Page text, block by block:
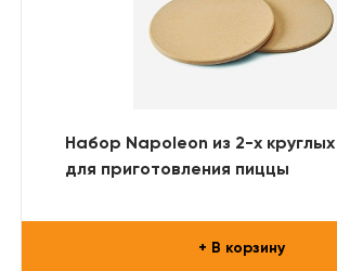
Набор Napoleon из 2-х
для приготовления пиццы
+ В корзину